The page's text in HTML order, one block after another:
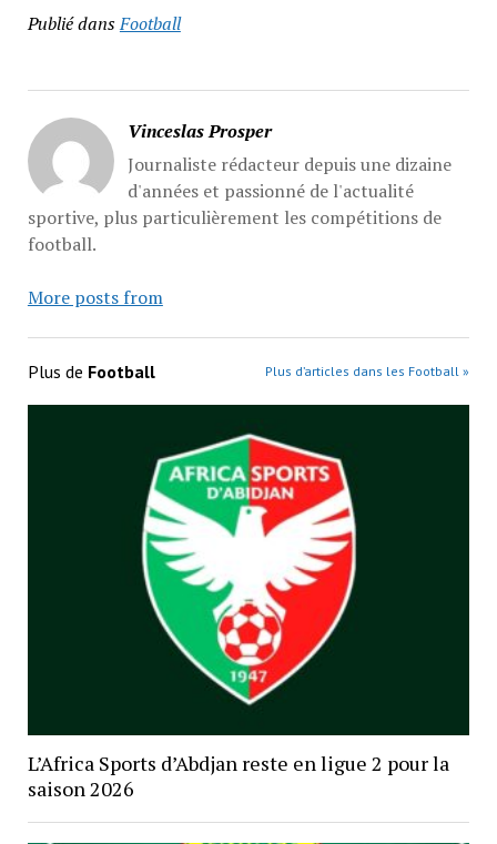
Publié dansFootball
Vinceslas Prosper
Journaliste rédacteur depuis une dizaine
d'années et passionné de l'actualité
sportive, plus particulièrement les compétitions de
football.
More posts from
Plus de Football Plus d’articles dans les Football »
L’Africa Sports d’Abdjan reste en ligue 2 pour la
saison 2026